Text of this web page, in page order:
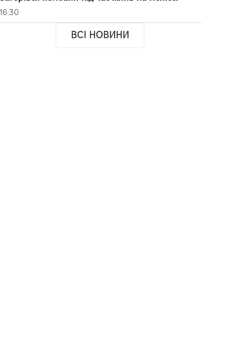
16:30
ВСІ НОВИНИ